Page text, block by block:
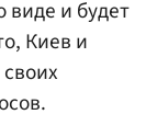
виде и будет
Киев и